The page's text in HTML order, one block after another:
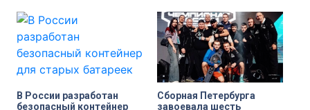
В России разработан
безопасный контейнер
Сборная Петербурга
завоевала шесть